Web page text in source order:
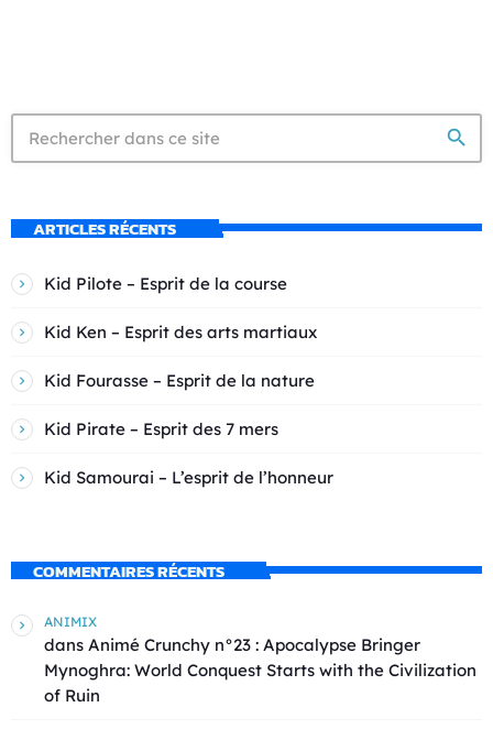
search
ARTICLES RÉCENTS
Kid Pilote – Esprit de la course
Kid Ken – Esprit des arts martiaux
Kid Fourasse – Esprit de la nature
Kid Pirate – Esprit des 7 mers
Kid Samourai – L’esprit de l’honneur
COMMENTAIRES RÉCENTS
ANIMIX
dans Animé Crunchy n°23 : Apocalypse Bringer
Mynoghra: World Conquest Starts with the Civilization
of Ruin